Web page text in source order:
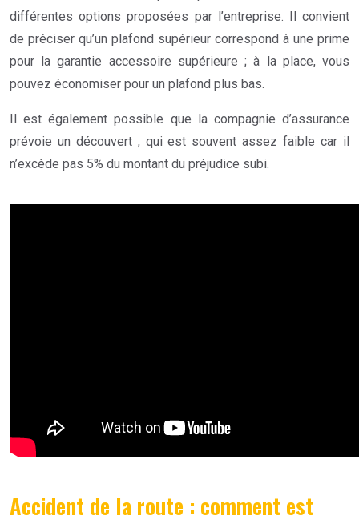
différentes options proposées par l’entreprise. Il convient
de préciser qu’un plafond supérieur correspond à une prime
pour la garantie accessoire supérieure ; à la place, vous
pouvez économiser pour un plafond plus bas.
Il est également possible que la compagnie d’assurance
prévoie un découvert , qui est souvent assez faible car il
n’excède pas 5% du montant du préjudice subi.
Accident de la route : comment est